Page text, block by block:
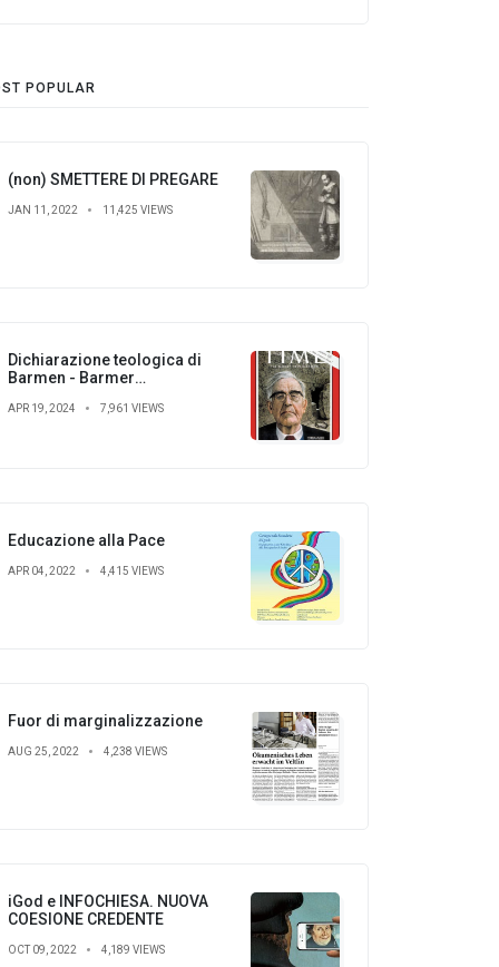
POPULAR
(non) SMETTERE DI PREGARE
JAN 11, 2022 11,425 VIEWS
Dichiarazione teologica di
Barmen - Barmer
APR 19, 2024 7,961 VIEWS
Educazione alla Pace
APR 04, 2022 4,415 VIEWS
Fuor di marginalizzazione
AUG 25, 2022 4,238 VIEWS
iGod e INFOCHIESA. NUOVA
COESIONE CREDENTE
OCT 09, 2022 4,189 VIEWS